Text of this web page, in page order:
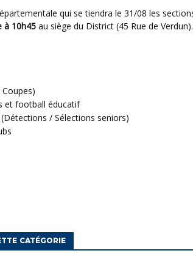
à 10h45 au siège du District (45 Rue de Verdun).
et football éducatif
/ Sélections seniors)
CATÉGORIE